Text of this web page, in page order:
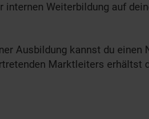
internen Weiterbildung auf
Ausbildung kannst du
Marktleiters erhältst